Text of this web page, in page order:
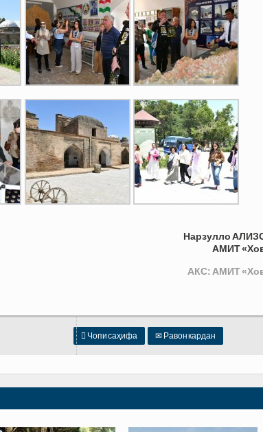
Нарзулло
АМИТ
АКС: АМИТ
 Чопи саҳифа ✉ Равон кардан